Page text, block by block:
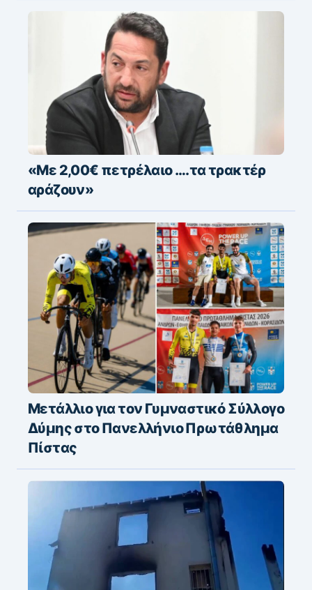
«Με 2,00€ πετρέλαιο ….τα τρακτέρ
αράζουν»
Μετάλλιο για τον Γυμναστικό Σύλλογο
Δύμης στο Πανελλήνιο Πρωτάθλημα
Πίστας